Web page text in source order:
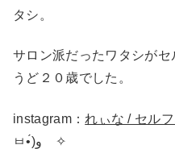
タシ。
サロン派だったワタシが
うど２０歳でした。
instagram： れぃな / セル
ㅂ•́)و ✧